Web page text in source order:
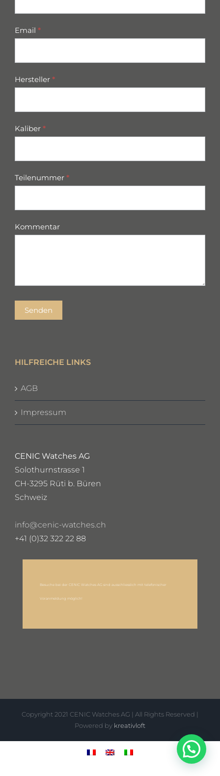
Email *
Hersteller *
Kaliber *
Teilenummer *
Kommentar
Senden
HILFREICHE LINKS
AGB
Impressum
CENIC Watches AG
Solothurnstrasse 1
CH-3295 Rüti b. Büren
Schweiz
info@cenic-watches.ch
+41 (0)32 322 22 88
Besuche bei der CENIC Watches AG sind ausschliesslich mit telefonischer
Voranmeldung möglich!
Copyright 2021 CENIC Watches AG | All Rights Reserved |
Powered by kreativloft